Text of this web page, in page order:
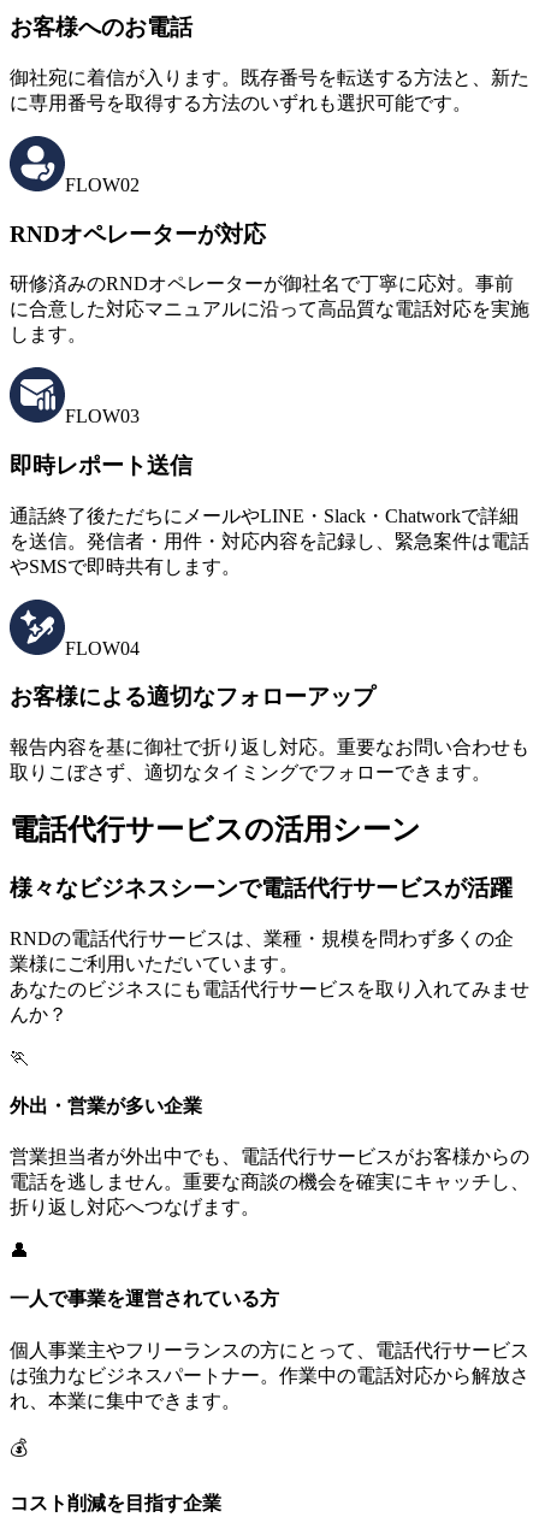
お客様へのお電話
御社宛に着信が入ります。既存番号を転送する方法と、新た
に専用番号を取得する方法のいずれも選択可能です。
FLOW02
RNDオペレーターが対応
研修済みのRNDオペレーターが御社名で丁寧に応対。事前
に合意した対応マニュアルに沿って高品質な電話対応を実施
します。
FLOW03
即時レポート送信
通話終了後ただちにメールやLINE・Slack・Chatworkで詳細
を送信。発信者・用件・対応内容を記録し、緊急案件は電話
やSMSで即時共有します。
FLOW04
お客様による適切なフォローアップ
報告内容を基に御社で折り返し対応。重要なお問い合わせも
取りこぼさず、適切なタイミングでフォローできます。
電話代行サービスの活用シーン
様々なビジネスシーンで電話代行サービスが活躍
RNDの電話代行サービスは、業種・規模を問わず多くの企
業様にご利用いただいています。
あなたのビジネスにも電話代行サービスを取り入れてみませ
んか？
🏃
外出・営業が多い企業
営業担当者が外出中でも、電話代行サービスがお客様からの
電話を逃しません。重要な商談の機会を確実にキャッチし、
折り返し対応へつなげます。
👤
一人で事業を運営されている方
個人事業主やフリーランスの方にとって、電話代行サービス
は強力なビジネスパートナー。作業中の電話対応から解放さ
れ、本業に集中できます。
💰
コスト削減を目指す企業